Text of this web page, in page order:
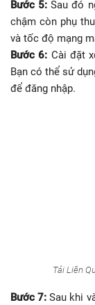
Bước 5: Sau đó
chậm còn phụ
và tốc độ mạng
Bước 6: Cài đặt
Bạn có thể sử
để đăng nhập.
Tải Liên
Bước 7: Sau khi